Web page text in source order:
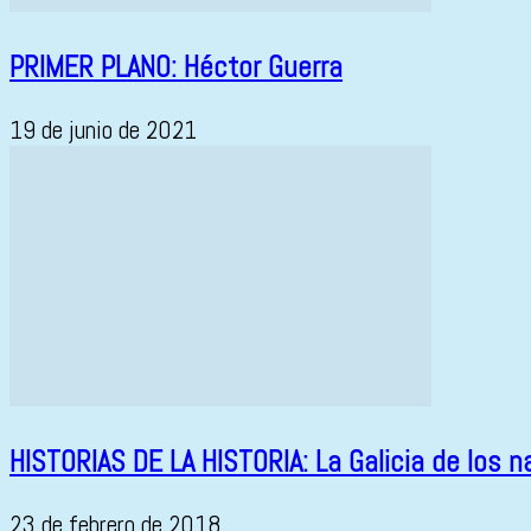
PRIMER PLANO: Héctor Guerra
19 de junio de 2021
HISTORIAS DE LA HISTORIA: La Galicia de los